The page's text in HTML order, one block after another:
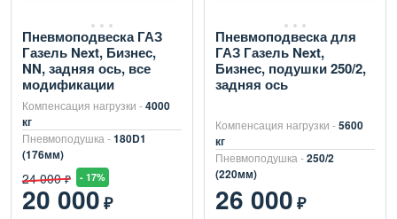
Пневмоподвеска ГАЗ
Газель Next, Бизнес,
NN, задняя ось, все
модификации
Компенсация нагрузки -4000
кг
Пневмоподушка -180D1
(176мм)
24 000 ₽ - 17%
20 000₽
Пневмоподвеска для
ГАЗ Газель Next,
Бизнес, подушки 250/2,
задняя ось
Компенсация нагрузки -5600
кг
Пневмоподушка -250/2
(220мм)
26 000₽